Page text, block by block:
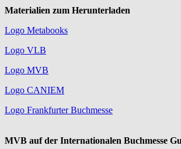
Materialien zum Herunterladen
Logo Metabooks
Logo VLB
Logo MVB
Logo CANIEM
Logo Frankfurter Buchmesse
MVB auf der Internationalen Buchmesse